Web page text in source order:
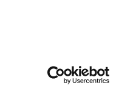
Curato da UOLLI, con